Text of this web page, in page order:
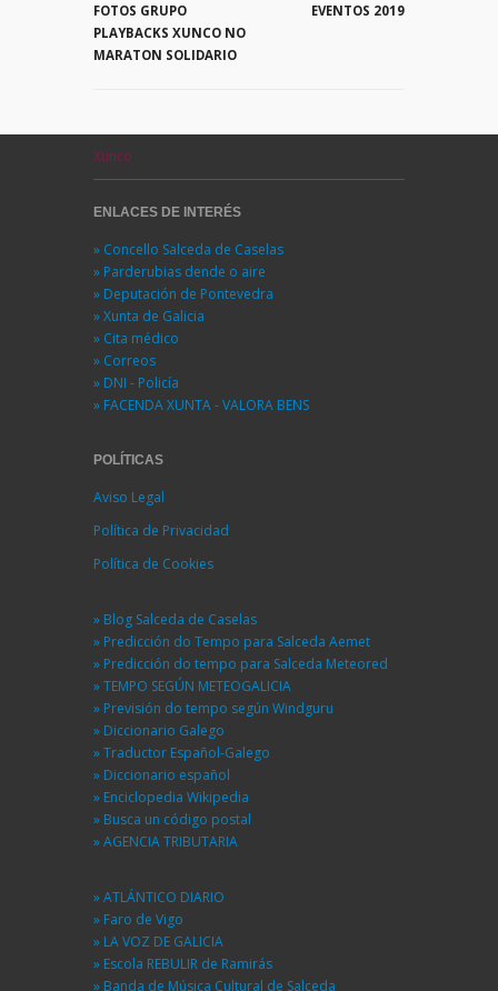
FOTOS GRUPO
PLAYBACKS XUNCO NO
MARATON SOLIDARIO
EVENTOS 2019
Xunco
ENLACES DE INTERÉS
» Concello Salceda de Caselas
» Parderubias dende o aire
» Deputación de Pontevedra
» Xunta de Galicia
» Cita médico
» Correos
» DNI - Policía
» FACENDA XUNTA - VALORA BENS
POLÍTICAS
Aviso Legal
Política de Privacidad
Política de Cookies
» Blog Salceda de Caselas
» Predicción do Tempo para Salceda Aemet
» Predicción do tempo para Salceda Meteored
» TEMPO SEGÚN METEOGALICIA
» Previsión do tempo según Windguru
» Diccionario Galego
» Traductor Español-Galego
» Diccionario español
» Enciclopedia Wikipedia
» Busca un código postal
» AGENCIA TRIBUTARIA
» ATLÁNTICO DIARIO
» Faro de Vigo
» LA VOZ DE GALICIA
» Escola REBULIR de Ramirás
» Banda de Música Cultural de Salceda